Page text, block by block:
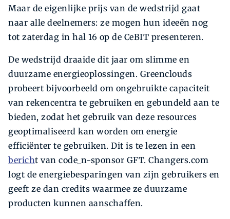
Maar de eigenlijke prijs van de wedstrijd gaat
naar alle deelnemers: ze mogen hun ideeën nog
tot zaterdag in hal 16 op de CeBIT presenteren.
De wedstrijd draaide dit jaar om slimme en
duurzame energieoplossingen. Greenclouds
probeert bijvoorbeeld om ongebruikte capaciteit
van rekencentra te gebruiken en gebundeld aan te
bieden, zodat het gebruik van deze resources
geoptimaliseerd kan worden om energie
efficiënter te gebruiken. Dit is te lezen in een
bericht van code_n-sponsor GFT. Changers.com
logt de energiebesparingen van zijn gebruikers en
geeft ze dan credits waarmee ze duurzame
producten kunnen aanschaffen.